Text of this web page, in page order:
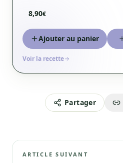
8,90€
Ajouter au panier
Voir la recette
Partager
ARTICLE SUIVANT